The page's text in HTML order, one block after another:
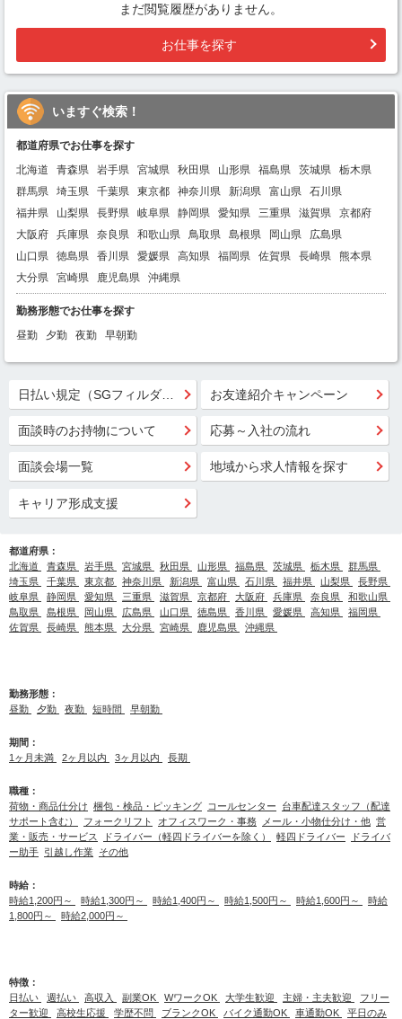
まだ閲覧履歴がありません。
お仕事を探す
いますぐ検索！
都道府県でお仕事を探す
北海道
青森県 岩手県 宮城県 秋田県 山形県 福島県 茨城県
栃木県
群馬県
埼玉県 千葉県 東京都 神奈川県 新潟県 富山県
石川県
福井県
山梨県 長野県 岐阜県 静岡県 愛知県 三重県 滋賀県
京都府
大阪府
兵庫県 奈良県 和歌山県 鳥取県 島根県 岡山県
広島県
山口県
徳島県 香川県 愛媛県 高知県 福岡県 佐賀県 長崎県
熊本県
大分県
宮崎県 鹿児島県 沖縄県
勤務形態でお仕事を探す
昼勤
夕勤 夜勤 早朝勤
お友達紹介キャンペーン
面談時のお持物について 応募～入社の流れ
面談会場一覧 地域から求人情報を探す
キャリア形成支援
都道府県：
北海道
青森県 岩手県 宮城県 秋田県 山形県 福島県 茨城県 栃木県
群馬県
埼玉県
千葉県 東京都 神奈川県 新潟県 富山県 石川県 福井県 山梨県
長野県
岐阜県
静岡県 愛知県 三重県 滋賀県 京都府 大阪府 兵庫県 奈良県
和歌山県
鳥取県
島根県 岡山県 広島県 山口県 徳島県 香川県 愛媛県 高知県
福岡県
佐賀県
長崎県 熊本県 大分県 宮崎県 鹿児島県 沖縄県
勤務形態：
昼勤
夕勤 夜勤 短時間 早朝勤
期間：
1ヶ月未満
2ヶ月以内 3ヶ月以内 長期
職種：
荷物・商品仕分け 梱包・検品・ピッキング コールセンター
台車配達スタッフ（配達
サポート含む）
フォークリフト オフィスワーク・事務 メール・小物仕分け・他 営
業・販売・サービス
ドライバー（軽四ドライバーを除く） 軽四ドライバー
ドライバ
ー助手 引越し作業 その他
時給：
時給1,200円～
時給1,300円～ 時給1,400円～ 時給1,500円～ 時給1,600円～
時給
1,800円～
時給2,000円～
特徴：
日払い
週払い 高収入 副業OK WワークOK 大学生歓迎 主婦・主夫歓迎
フリー
ター歓迎
高校生応援 学歴不問 ブランクOK バイク通勤OK 車通勤OK 平日のみ